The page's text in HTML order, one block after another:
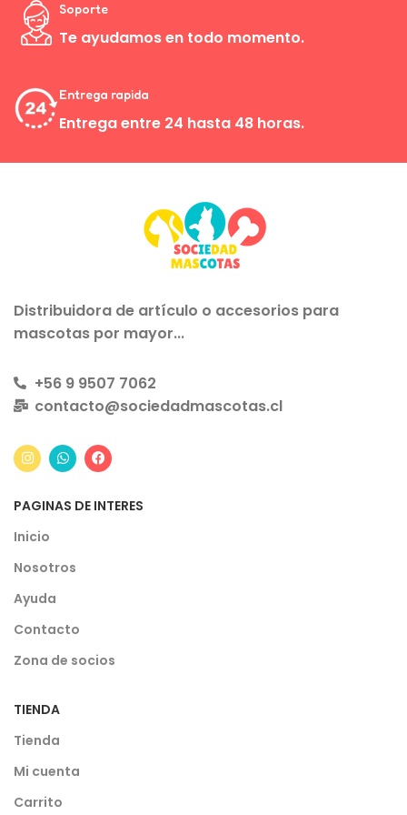
Soporte
Te ayudamos en todo momento.
Entrega rapida
Entrega entre 24 hasta 48 horas.
Distribuidora de artículo o accesorios para
mascotas por mayor...
+56 9 9507 7062
contacto@sociedadmascotas.cl
PAGINAS DE INTERES
Inicio
Nosotros
Ayuda
Contacto
Zona de socios
TIENDA
Tienda
Mi cuenta
Carrito